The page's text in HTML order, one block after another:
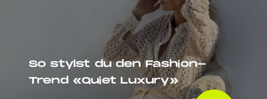
So stylst du den Fashion-
Trend «Quiet Luxury»